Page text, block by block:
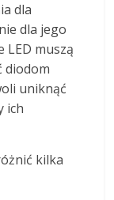
dla
dla jego
LED muszą
diodom
uniknąć
ich
kilka